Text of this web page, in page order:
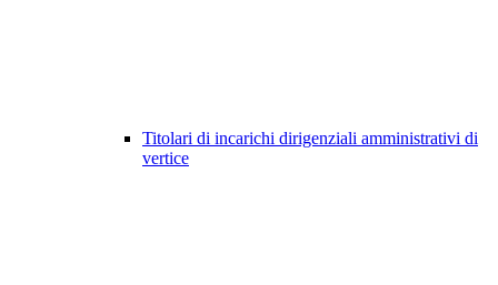
Titolari di incarichi dirigenziali amministrativi di
vertice